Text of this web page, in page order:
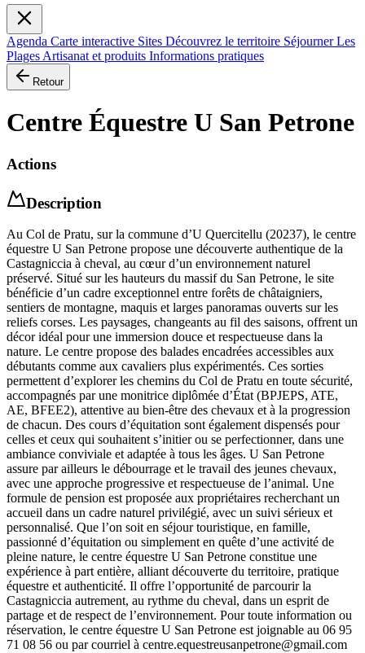
Agenda Carte interactive Sites Découvrez le territoire SéjournerLes
Plages Artisanat et produits Informations pratiques
Retour
Centre Équestre U San Petrone
Actions
Description
Au Col de Pratu, sur la commune d’U Quercitellu (20237), le centre
équestre U San Petrone propose une découverte authentique de la
Castagniccia à cheval, au cœur d’un environnement naturel
préservé. Situé sur les hauteurs du massif du San Petrone, le site
bénéficie d’un cadre exceptionnel entre forêts de châtaigniers,
sentiers de montagne, maquis et larges panoramas ouverts sur les
reliefs corses. Les paysages, changeants au fil des saisons, offrent un
décor idéal pour une immersion douce et respectueuse dans la
nature. Le centre propose des balades encadrées accessibles aux
débutants comme aux cavaliers plus expérimentés. Ces sorties
permettent d’explorer les chemins du Col de Pratu en toute sécurité,
accompagnés par une monitrice diplômée d’État (BPJEPS, ATE,
AE, BFEE2), attentive au bien-être des chevaux et à la progression
de chacun. Des cours d’équitation sont également dispensés pour
celles et ceux qui souhaitent s’initier ou se perfectionner, dans une
ambiance conviviale et adaptée à tous les âges. U San Petrone
assure par ailleurs le débourrage et le travail des jeunes chevaux,
avec une approche progressive et respectueuse de l’animal. Une
formule de pension est proposée aux propriétaires recherchant un
accueil dans un cadre naturel privilégié, avec un suivi sérieux et
personnalisé. Que l’on soit en séjour touristique, en famille,
passionné d’équitation ou simplement en quête d’une activité de
pleine nature, le centre équestre U San Petrone constitue une
expérience à part entière, alliant découverte du territoire, pratique
équestre et authenticité. Il offre l’opportunité de parcourir la
Castagniccia autrement, au rythme du cheval, dans un esprit de
partage et de respect de l’environnement. Pour toute information ou
réservation, le centre équestre U San Petrone est joignable au 06 95
71 08 56 ou par courriel à centre.equestreusanpetrone@gmail.com